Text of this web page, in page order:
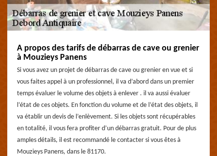
A propos des tarifs de débarras de cave ou grenier
à Mouzieys Panens
Si vous avez un projet de débarras de cave ou grenier en vue et si
vous faites appel à un professionnel, il va d’abord dans un premier
temps évaluer le volume des objets à enlever . il va aussi évaluer
l‘état de ces objets. En fonction du volume et de l’état des objets, il
va établir un devis de l’enlèvement. Si les objets sont récupérables
en totalité, il vous fera profiter d’un débarras gratuit. Pour de plus
amples détails, il est recommandé le contacter si vous êtes à
Mouzieys Panens, dans le 81170.